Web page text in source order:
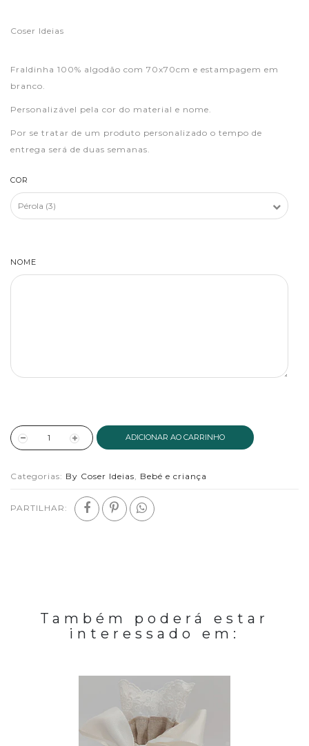
Coser Ideias
Fraldinha 100% algodão com 70x70cm e estampagem em
branco.
Personalizável pela cor do material e nome.
Por se tratar de um produto personalizado o tempo de
entrega será de duas semanas.
COR
NOME
ADICIONAR AO CARRINHO
Categorias: By Coser Ideias, Bebé e criança
PARTILHAR:
Também poderá estar
interessado em: